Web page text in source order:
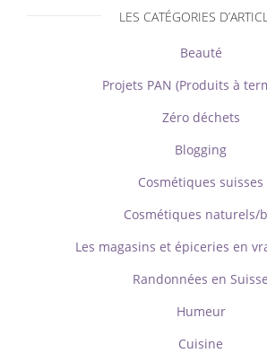
LES CATÉGORIES
Beauté
Projets PAN (Produits à
Zéro déchets
Blogging
Cosmétiques suisses
Cosmétiques naturels/
Les magasins et épiceries en
Randonnées en Suisse
Humeur
Cuisine